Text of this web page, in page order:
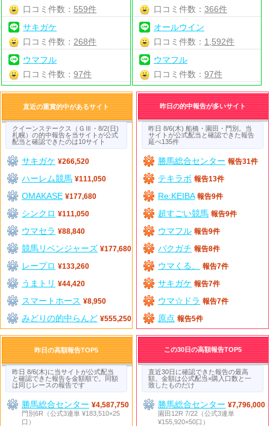
口コミ件数： 559件
サキガケ
口コミ件数： 268件
ウマフル
口コミ件数：97件
口コミ件数： 366件
オールウイン
口コミ件数： 1,592件
ウマフル
口コミ件数： 97件
直近の重賞的中があるサイト
クイーンステークス（ＧⅢ・8/2(日)
札幌）の的中報告を当サイトが公式
配当と確認できたのは10サイト
サキガケ ¥266,520
ハーレム競馬 ¥111,050
OMAKASE ¥177,680
シンクロ ¥111,050
ウマセラ ¥88,840
競馬リベンジャーズ ¥177,680
レープロ ¥133,260
うまトリ ¥44,420
スマートホース ¥8,950
みどりの的中らんど ¥555,250
昨日の的中報告が多いサイト
昨日 8/6(木) 船橋・園田・門別。当
サイトが公式配当と確認できた報告
延べ135件
勝馬総合センター 報告31件
テキラボ 報告13件
Re:KEIBA 報告9件
超すごい競馬 報告9件
ウマフル 報告9件
バクガチ 報告8件
ウマくる。 報告7件
サキガケ 報告7件
ウマ☆ドラ 報告7件
原点 報告5件
昨日の高額報告TOP5
昨日 8/6(木)に当サイトが公式配当
と確認できた報告を金額順で。同額
は同じレースの報告です
勝馬総合センター ¥4,587,750
門別6R（公式3連単 ¥183,510×25
口）
この30日の高額報告TOP5
直近30日に確認できた報告の最高
額。金額は公式配当×購入口数と一
致したものだけ
勝馬総合センター ¥7,796,000
園田12R 7/22（公式3連単
¥155,920×50口）